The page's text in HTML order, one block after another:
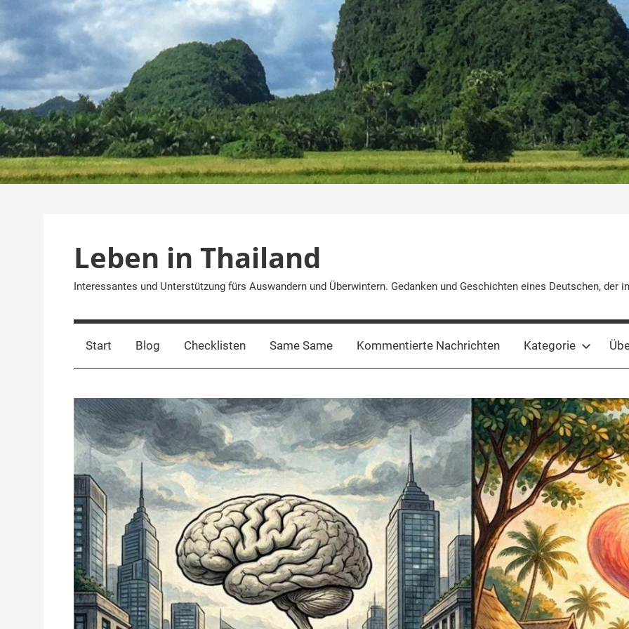
springen
Leben in Thailand
Interessantes und Unterstützung fürs Auswandern und Überwintern. Gedanken und Geschichten eines Deutschen, der
Start Blog Checklisten Same Same Kommentierte Nachrichten Kategorie